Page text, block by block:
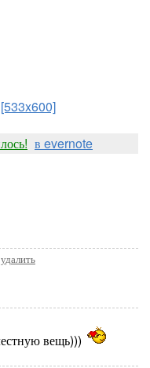
[533x600]
в evernote
удалить
вещь)))